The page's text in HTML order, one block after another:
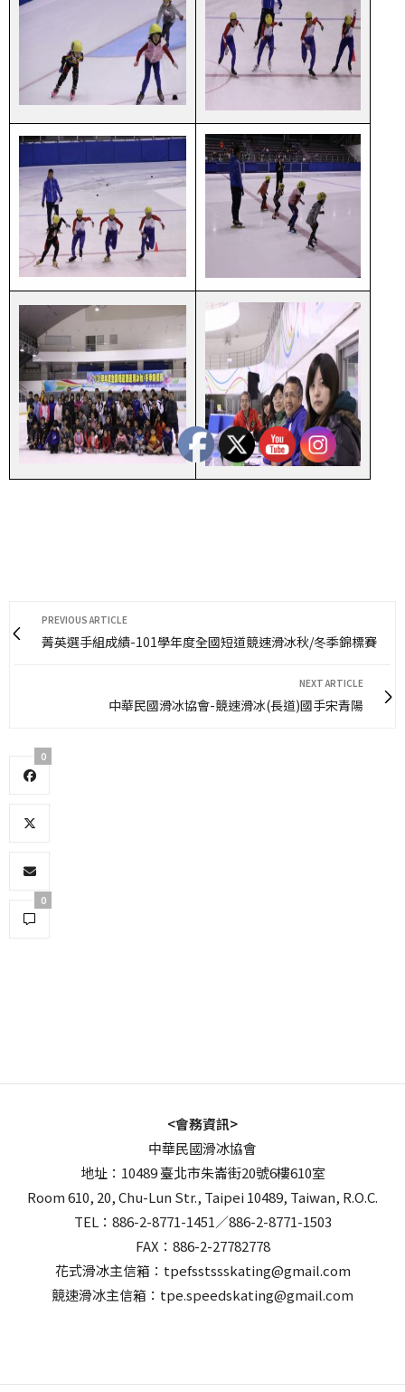
PREVIOUS ARTICLE
菁英選手組成績-101學年度全國短道競速滑冰秋/冬季錦標賽
NEXT ARTICLE
中華民國滑冰協會-競速滑冰(長道)國手宋青陽
0
0
<會務資訊>
中華民國滑冰協會
地址：10489 臺北市朱崙街20號6樓610室
Room 610, 20, Chu-Lun Str., Taipei 10489, Taiwan, R.O.C.
TEL：886-2-8771-1451／886-2-8771-1503
FAX：886-2-27782778
花式滑冰主信箱：tpefsstssskating@gmail.com
競速滑冰主信箱：tpe.speedskating@gmail.com